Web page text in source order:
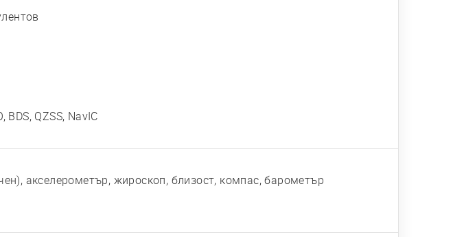
BDS, QZSS, NavIC
акселерометър, жироскоп, близост, компас, барометър